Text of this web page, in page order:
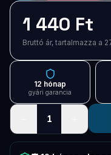
Blog
Szolgáltatások
Támogatás
1 440 Ft
Bruttó ár, tartalmazza a
12 hónap
gyári garancia
1